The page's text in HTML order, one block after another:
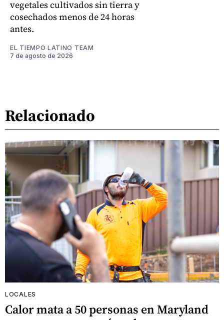
vegetales cultivados sin tierra y
cosechados menos de 24 horas
antes.
EL TIEMPO LATINO TEAM
7 de agosto de 2026
Relacionado
LOCALES
Calor mata a 50 personas en Maryland